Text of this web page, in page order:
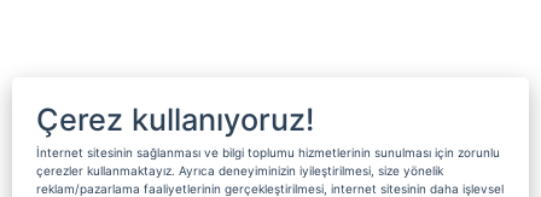
Çerez kullanıyoruz!
İnternet sitesinin sağlanması ve bilgi toplumu hizmetlerinin sunulması için zorunlu
çerezler kullanmaktayız. Ayrıca deneyiminizin iyileştirilmesi, size yönelik
reklam/pazarlama faaliyetlerinin gerçekleştirilmesi, internet sitesinin daha işlevsel